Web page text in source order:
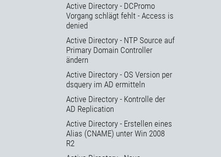
Active Directory - DCPromo
Vorgang schlägt fehlt - Access is
denied
Active Directory - NTP Source auf
Primary Domain Controller
ändern
Active Directory - OS Version per
dsquery im AD ermitteln
Active Directory - Kontrolle der
AD Replication
Active Directory - Erstellen eines
Alias (CNAME) unter Win 2008
R2